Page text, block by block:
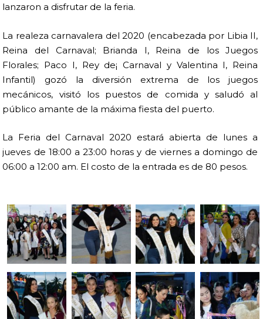
lanzaron a disfrutar de la feria.
La realeza carnavalera del 2020 (encabezada por Libia II,
Reina del Carnaval; Brianda I, Reina de los Juegos
Florales; Paco I, Rey de¡ Carnaval y Valentina I, Reina
Infantil) gozó la diversión extrema de los juegos
mecánicos, visitó los puestos de comida y saludó al
público amante de la máxima fiesta del puerto.
La Feria del Carnaval 2020 estará abierta de lunes a
jueves de 18:00 a 23:00 horas y de viernes a domingo de
06:00 a 12:00 am. El costo de la entrada es de 80 pesos.